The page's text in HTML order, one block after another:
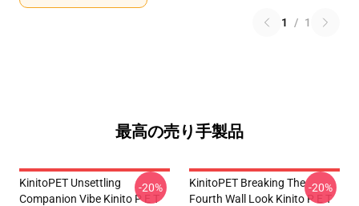
1 / 1
最高の売り手製品
KinitoPET Unsettling
Companion Vibe Kinito P E T
-20%
KinitoPET Breaking The
Fourth Wall Look Kinito P E T
-20%